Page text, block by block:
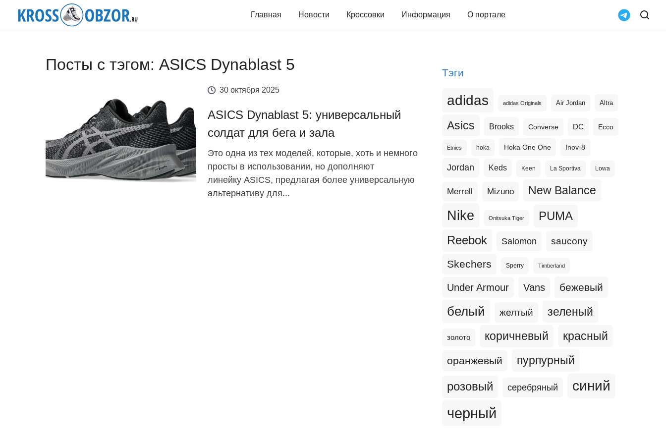
Главная Новости Кроссовки Информация О портале
Посты с тэгом: ASICS Dynablast 5
30 октября 2025
ASICS Dynablast 5: универсальный
солдат для бега и зала
Это одна из тех моделей, которые, хоть и немного
просты в использовании, но дополняют
линейку ASICS, предлагая более универсальную
альтернативу для...
Тэги
adidas adidas Originals Air Jordan Altra
Asics Brooks Converse DC Ecco
Etnies hoka Hoka One One Inov-8
Jordan Keds Keen La Sportiva Lowa
Merrell Mizuno New Balance
Nike Onitsuka Tiger PUMA
Reebok Salomon saucony
Skechers Sperry Timberland
Under Armour Vans бежевый
белый желтый зеленый
золото коричневый красный
оранжевый пурпурный
розовый серебряный синий
черный